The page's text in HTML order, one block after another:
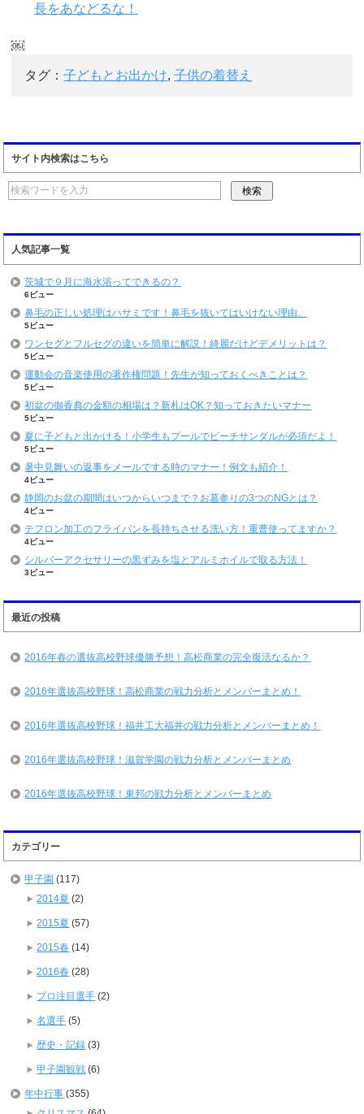
長をあなどるな！
￼
タグ：子どもとお出かけ,子供の着替え
サイト内検索はこちら
人気記事一覧
茨城で９月に海水浴ってできるの？
6ビュー
鼻毛の正しい処理はハサミです！鼻毛を抜いてはいけない理由。
5ビュー
ワンセグとフルセグの違いを簡単に解説！綺麗だけどデメリットは？
5ビュー
運動会の音楽使用の著作権問題！先生が知っておくべきことは？
5ビュー
初盆の御香典の金額の相場は？新札はOK？知っておきたいマナー
5ビュー
夏に子どもと出かける！小学生もプールでビーチサンダルが必須だよ！
5ビュー
暑中見舞いの返事をメールでする時のマナー！例文も紹介！
4ビュー
静岡のお盆の期間はいつからいつまで？お墓参りの3つのNGとは？
4ビュー
テフロン加工のフライパンを長持ちさせる洗い方！重曹使ってますか？
4ビュー
シルバーアクセサリーの黒ずみを塩とアルミホイルで取る方法！
3ビュー
最近の投稿
2016年春の選抜高校野球優勝予想！高松商業の完全復活なるか？
2016年選抜高校野球！高松商業の戦力分析とメンバーまとめ！
2016年選抜高校野球！福井工大福井の戦力分析とメンバーまとめ！
2016年選抜高校野球！滋賀学園の戦力分析とメンバーまとめ
2016年選抜高校野球！東邦の戦力分析とメンバーまとめ
カテゴリー
甲子園 (117)
2014夏 (2)
2015夏 (57)
2015春 (14)
2016春 (28)
プロ注目選手 (2)
名選手 (5)
歴史・記録 (3)
甲子園観戦 (6)
年中行事 (355)